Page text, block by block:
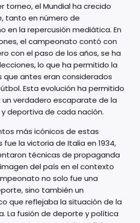
torneo, el Mundial ha crecido
tanto en número de
en la repercusión mediática. En
el campeonato contó con
con el paso de los años, se ha
lo que ha permitido la
que antes eran considerados
Esta evolución ha permitido
un verdadero escaparate de la
deportiva de cada nación.
más icónicos de estas
fue la victoria de Italia en 1934,
técnicas de propaganda
del país en el contexto
no solo fue una
sino también un
que reflejaba la situación de la
La fusión de deporte y política